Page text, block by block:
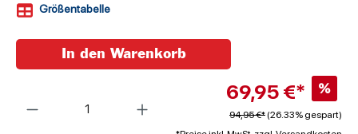
Größentabelle
69,95 €* %
94,95 €* (26.33% gespart)
In den Warenkorb